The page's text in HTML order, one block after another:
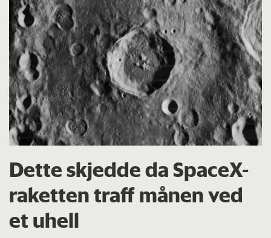
Dette skjedde da SpaceX-
raketten traff månen ved
et uhell